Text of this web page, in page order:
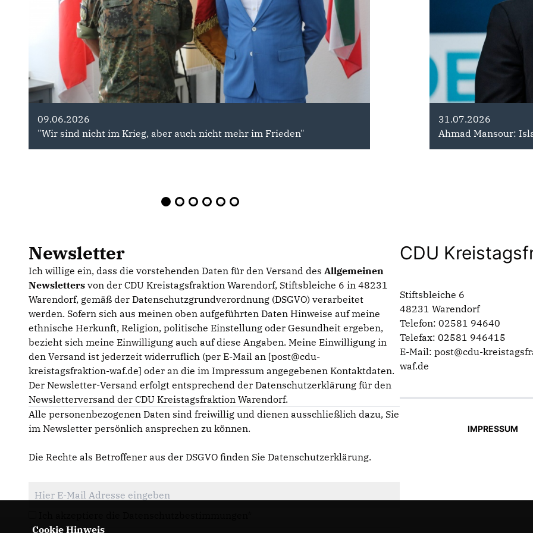
09.06.2026
"Wir sind nicht im Krieg, aber auch nicht mehr im Frieden"
Nordrhein-Westfalen geht voran
Landesregierung beschließt
Ein Angriff auf unsere Freiheit " Deutschland steht zusammen
31.07.2026
Ahmad Mansour:
Newsletter
Ich willige ein, dass die vorstehenden Daten für den Versand des Allgemeinen
Newsletters von der CDU Kreistagsfraktion Warendorf, Stiftsbleiche 6 in 48231
Warendorf, gemäß der Datenschutzgrundverordnung (DSGVO) verarbeitet
werden. Sofern sich aus meinen oben aufgeführten Daten Hinweise auf meine
ethnische Herkunft, Religion, politische Einstellung oder Gesundheit ergeben,
bezieht sich meine Einwilligung auch auf diese Angaben. Meine Einwilligung in
den Versand ist jederzeit widerruflich (per E-Mail an [post@cdu-
kreistagsfraktion-waf.de] oder an die im Impressum angegebenen Kontaktdaten.
Der Newsletter-Versand erfolgt entsprechend der Datenschutzerklärung für den
Newsletterversand der CDU Kreistagsfraktion Warendorf.
Alle personenbezogenen Daten sind freiwillig und dienen ausschließlich dazu, Sie
im Newsletter persönlich ansprechen zu können.
Die Rechte als Betroffener aus der DSGVO finden Sie Datenschutzerklärung.
CDU
Stiftsbleiche 6
48231 Warendorf
Telefon: 02581 94640
Telefax: 02581 946415
E-Mail: post@cdu-
waf.de
IMPRESSUM
Cookie Hinweis